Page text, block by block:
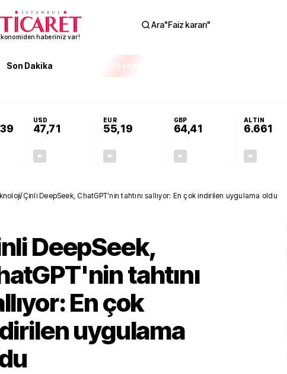
haberiniz var!
Ara"Faiz kararı"
Son Dakika EKSTRA
USD
47,71
EUR
55,19
GBP
64,41
ALTIN
6.661
/Çinli DeepSeek, ChatGPT'nin tahtını sallıyor: En çok indirilen uygulama oldu
DeepSeek,
tahtını
En çok
uygulama